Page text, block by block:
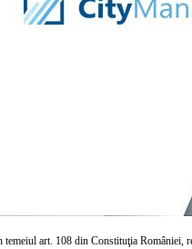
temeiul art. 108 din Constituţia României,